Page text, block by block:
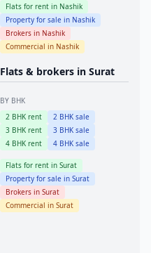
Flats for rent in Nashik
Property for sale in Nashik
Brokers in Nashik
Commercial in Nashik
Flats & brokers in Surat
BY BHK
2 BHK rent 2 BHK sale
3 BHK rent 3 BHK sale
4 BHK rent 4 BHK sale
Flats for rent in Surat
Property for sale in Surat
Brokers in Surat
Commercial in Surat